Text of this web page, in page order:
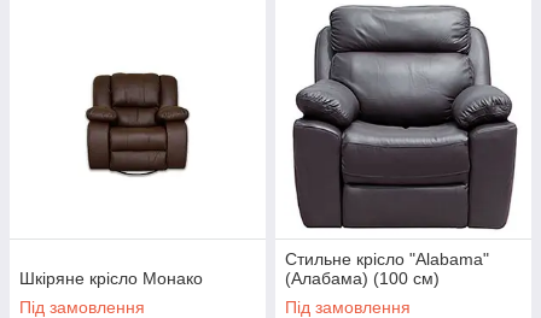
Шкіряне крісло Монако
Під замовлення
Стильне крісло "Alabama"
(Алабама) (100 см)
Під замовлення